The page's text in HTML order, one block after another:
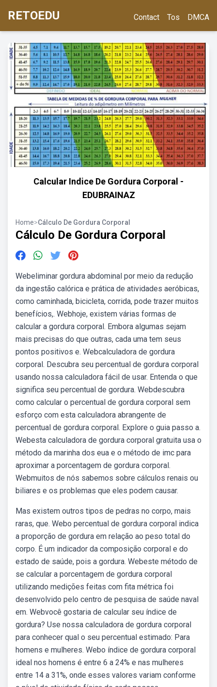
RETOEDU Contact Tos DMCA
Calcular Indice De Gordura Corporal -
EDUBRAINAZ
Home>Cálculo De Gordura Corporal
Cálculo De Gordura Corporal
Webeliminar gordura abdominal por meio da redução
da ingestão calórica e prática de atividades aeróbicas,
como caminhada, bicicleta, corrida, pode trazer muitos
benefícios,. Webhoje, existem várias formas de
calcular a gordura corporal. Embora algumas sejam
mais precisas do que outras, cada uma tem seus
pontos positivos e. Webcalculadora de gordura
corporal. Descubra seu percentual de gordura corporal
usando nossa calculadora fácil de usar. Entenda o que
significa seu percentual de gordura. Webdescubra
como calcular o percentual de gordura corporal sem
esforço com esta calculadora abrangente de
percentual de gordura corporal. Explore o guia passo a.
Webesta calculadora de gordura corporal gratuita usa o
método da marinha dos eua e o método de imc para
aproximar a porcentagem de gordura corporal.
Webmuitos de nós sabemos sobre cálculos renais ou
biliares e os problemas que eles podem causar.
Mas existem outros tipos de pedras no corpo, mais
raras, que. Webo percentual de gordura corporal indica
a proporção de gordura em relação ao peso total do
corpo. É um indicador da composição corporal e do
estado de saúde, pois a gordura. Webeste método de
se calcular a porcentagem de gordura corporal
utilizando medições feitas com fita métrica foi
desenvolvido pelo centro de pesquisa de saúde naval
em. Webvocê gostaria de calcular seu índice de
gordura? Use nossa calculadora de gordura corporal
para conhecer qual o seu percentual estimado: Para
homens e mulheres. Webo índice de gordura corporal
ideal nos homens é entre 6 a 24% e nas mulheres
entre 14 a 31%, onde esses valores variam conforme